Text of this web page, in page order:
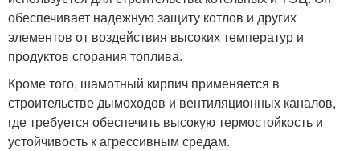
обеспечивает надежную защиту котлов и других
элементов от воздействия высоких температур и
продуктов сгорания топлива.
Кроме того, шамотный кирпич применяется в
строительстве дымоходов и вентиляционных каналов,
где требуется обеспечить высокую термостойкость и
устойчивость к агрессивным средам.